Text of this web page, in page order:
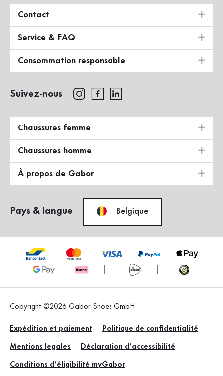
Contact
Service & FAQ
Consommation responsable
Suivez-nous
Chaussures femme
Chaussures homme
À propos de Gabor
Pays & langue Belgique
Copyright ©2026 Gabor Shoes GmbH
Expédition et paiement Politique de confidentialité
Mentions legales Déclaration d’accessibilité
Conditions d’éligibilité myGabor